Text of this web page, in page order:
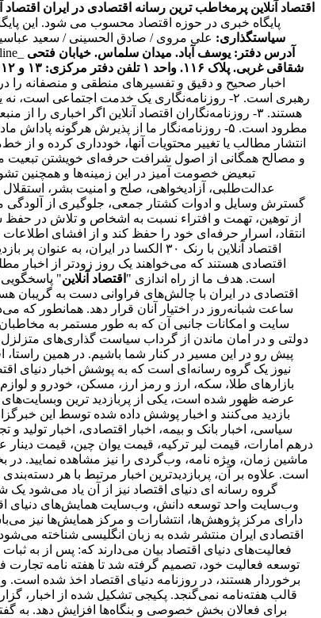
اقتصاد آنلاین پرمخاطب ترین رسانه اقتصادی در ایران اقتصاد آنلاین
پایگاه خبری در حوزه اقتصاد محسوب می شود. این
سیاستگذاری: علی مروی / صادق الحسینی / سعید
آدرس دفتر: یوسف آباد. میدان سلماس. خیابان فتحی
شقاقی غربی. پلاک ۱۱۶. واحد ۱
تلفن دفتر مرکزی: ۱۳ و ۸۸۲۲۵۶۱۲ - ۸۶۰۹۳۶۲۸ - ۸۶۰۹۳۷۸۶ فکس: ۸۸۰۲۳۶۹۳
اخبار صحیح و دقیق و تفسیرهای منطقی و منصفانه
رهبری است. ۲- روزنامه‌نگاری یک خدمت اجتماعی
انتقاد، اسرار حرفه‌ای خود را حفظ کند و از افشای
اقتصاد آنلاین با رنک ۳۰ الکسا
است. هدف ما از راه اندازی " اقتصاد آنلاین"
اقتصادی در ایران با چالش‌های فراوانی دست به
ساعت شبانه‌روز در اختیار آنان قرار دهد. همانطور که
سایت و امکانات جانبی آن که به طور مستمر به
دولتی و در امان ماندن از گرداب سیاست گذاری‌های
پیش رو در این مسیر در کنار شما باشیم. در همین
نیوز یک گروه رسانه‌ای است که به پوشش اخبار دنیای
بازارهای طلا، سکه، ارز و رمز ارز، مسکن، خودرو و
بازدید می‌کنند و اخبار پوشش داده شده توسط این
سیاسی، اخبار بانک و بیمه، اخبار اقتصادی، اخبار
درهم امارات، قیمت لیر ترکیه، قیمت یوان چین، قیمت دینار
ماشین زمان، ویژه نامه، وب‌گردی را نیز مشاهده نمایید.
است. علاوه بر آن، پربازدیدترین اخبار مرتبط با هر
گروه رسانه ای دنیای اقتصاد نیز از آن یاد می‌شود یک
وب‌سایت واحد توسعه دانش، وب‌سایت همایش‌های دنیای
اقتصادی ایران منتشر شده به زبان انگلیسی شناخته
فعالیت‌های دنیای اقتصاد بیان می‌دارند که: پس از به
برخوردار هستند، در روزنامه دنیای اقتصاد اخذ شده است.
قالب هفته‌نامه نمی‌گنجد. پکیجی تشکیل شده از اخبار،
برای فعالان بخش خصوصی و بنگاه‌ها افزایش دهد. به